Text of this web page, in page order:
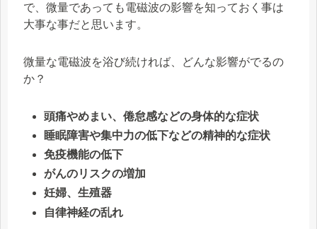
で、微量であっても電磁波の影響を知っておく事は
大事な事だと思います。
微量な電磁波を浴び続ければ、どんな影響がでるの
か？
頭痛やめまい、倦怠感などの身体的な症状
睡眠障害や集中力の低下などの精神的な症状
免疫機能の低下
がんのリスクの増加
妊婦、生殖器
自律神経の乱れ